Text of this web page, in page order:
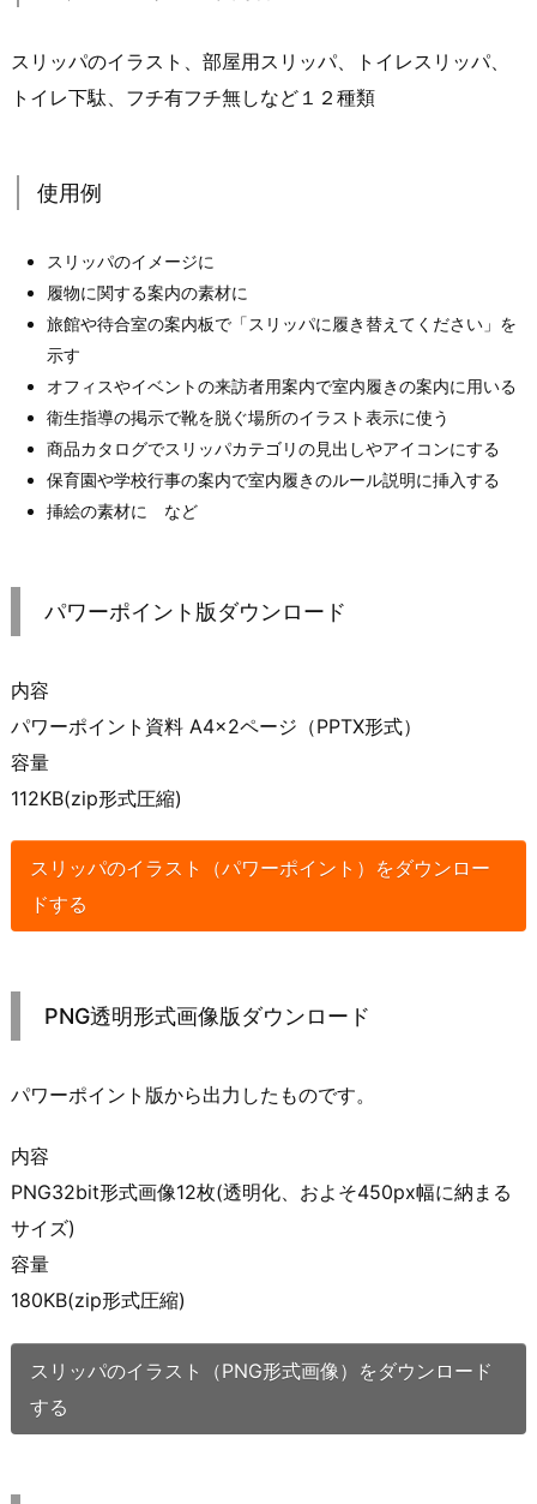
スリッパのイラスト、部屋用スリッパ、トイレスリッパ、
トイレ下駄、フチ有フチ無しなど１２種類
使用例
スリッパのイメージに
履物に関する案内の素材に
旅館や待合室の案内板で「スリッパに履き替えてください」を
示す
オフィスやイベントの来訪者用案内で室内履きの案内に用いる
衛生指導の掲示で靴を脱ぐ場所のイラスト表示に使う
商品カタログでスリッパカテゴリの見出しやアイコンにする
保育園や学校行事の案内で室内履きのルール説明に挿入する
挿絵の素材に など
パワーポイント版ダウンロード
内容
パワーポイント資料 A4×2ページ（PPTX形式）
容量
112KB(zip形式圧縮)
スリッパのイラスト（パワーポイント）をダウンロー
ドする
PNG透明形式画像版ダウンロード
パワーポイント版から出力したものです。
内容
PNG32bit形式画像12枚(透明化、およそ450px幅に納まる
サイズ)
容量
180KB(zip形式圧縮)
スリッパのイラスト（PNG形式画像）をダウンロード
する